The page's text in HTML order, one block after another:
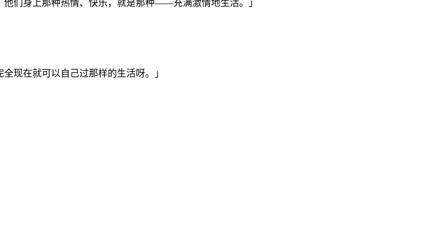
他们身上那种热情、快乐，就是那种——充满激情地生活。」
现在就可以自己过那样的生活呀。」